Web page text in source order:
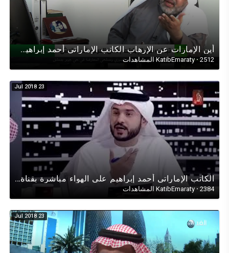
أين اﻹمارات عن اﻹرهاب الكاتب اﻹماراتي أحمد إبراهيم في حوار تلفزيوني على قناة روسيا اليوم عن اﻹرهاب
KatibEmaraty· 2512 المشاهدات
23 Jul 2018
الكاتب اﻹماراتي أحمد إبراهيم على الهواء مباشرة بقناة(الظفرة) في حوارتلفزيوني عن الإمارات بعد 100عام
KatibEmaraty · 2384 المشاهدات
23 Jul 2018